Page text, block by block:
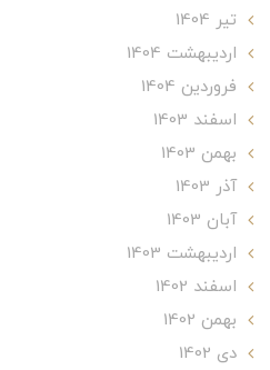
تير 1404
ارديبهشت 1404
فروردین 1404
اسفند 1403
بهمن 1403
آذر 1403
آبان 1403
ارديبهشت 1403
اسفند 1402
بهمن 1402
دی 1402